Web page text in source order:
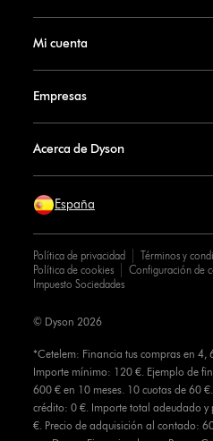
Mi cuenta
Empresas
Acerca de Dyson
España
Política de privacidad
Términos y
Política de cookies
Configuración de
Impuesto Sociedades
*Cetelem: Financia tus compras en 4,
Importe mínimo: 120 €. Ejemplo de
600 € en 10 meses. 10 cuotas de 60
crédito: 0 €. Importe total adeudado
€. Precio de adquisición al contado:
© Dyson 2026